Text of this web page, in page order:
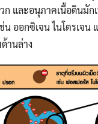
ก และอนุภาคเนื้อดินมัก
น ออกซิเจน ไนโตรเจ
านล่าง